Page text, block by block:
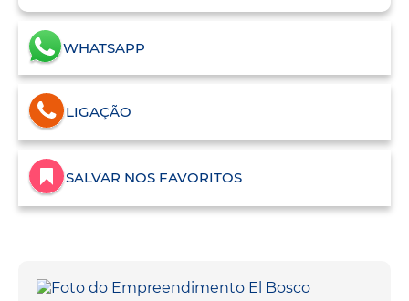
WHATSAPP
LIGAÇÃO
SALVAR NOS FAVORITOS